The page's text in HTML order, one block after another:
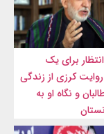
برای یک
کرزی از زندگی
و نگاه او به